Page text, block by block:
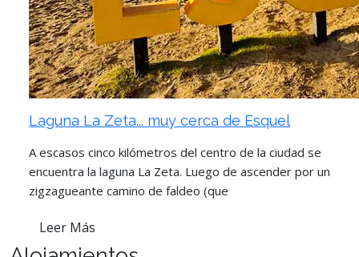
Laguna La Zeta... muy cerca de Esquel
A escasos cinco kilómetros del centro de la ciudad se
encuentra la laguna La Zeta. Luego de ascender por un
zigzagueante camino de faldeo (que
Leer Más